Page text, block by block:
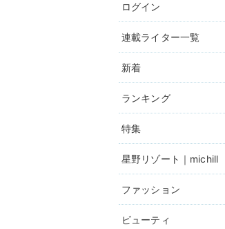
ログイン
連載ライター一覧
新着
ランキング
特集
星野リゾート｜michill
ファッション
ビューティ